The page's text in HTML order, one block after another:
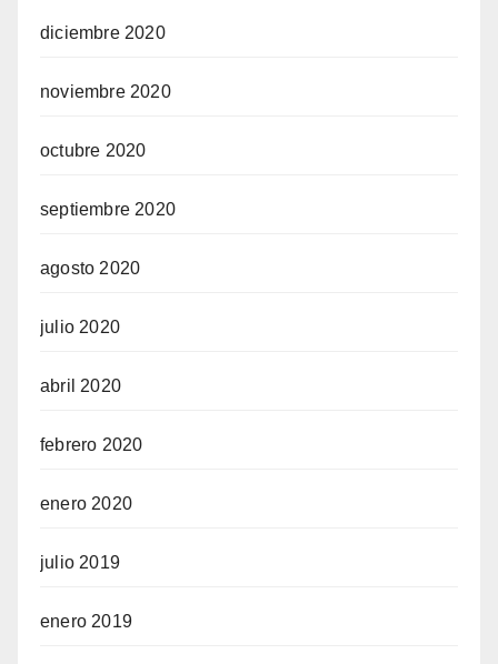
diciembre 2020
noviembre 2020
octubre 2020
septiembre 2020
agosto 2020
julio 2020
abril 2020
febrero 2020
enero 2020
julio 2019
enero 2019